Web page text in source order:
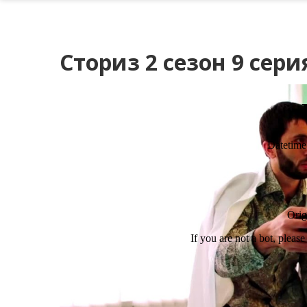
Сториз 2 сезон 9